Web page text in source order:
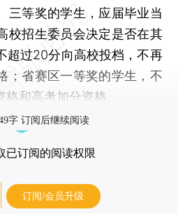
三等奖的学生，应届毕业当
校招生委员会决定是否在其
超过20分向高校投档，不再
；省赛区一等奖的学生，不
和高考加分资格。
字 订阅后继续阅读
已订阅的阅读权限
订阅/会员升级